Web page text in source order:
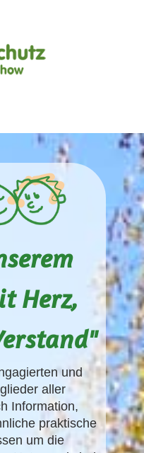
Herz,
und
aller
Information,
praktische
um die